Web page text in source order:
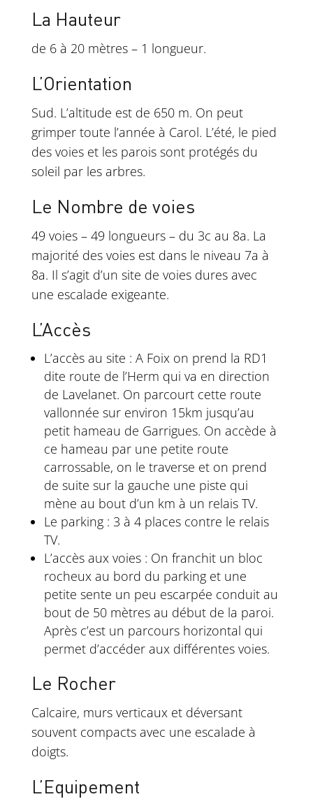
La Hauteur
de 6 à 20 mètres – 1 longueur.
L’Orientation
Sud. L’altitude est de 650 m. On peut
grimper toute l’année à Carol. L’été, le pied
des voies et les parois sont protégés du
soleil par les arbres.
Le Nombre de voies
49 voies – 49 longueurs – du 3c au 8a. La
majorité des voies est dans le niveau 7a à
8a. Il s’agit d’un site de voies dures avec
une escalade exigeante.
L’Accès
L’accès au site : A Foix on prend la RD1
dite route de l’Herm qui va en direction
de Lavelanet. On parcourt cette route
vallonnée sur environ 15km jusqu’au
petit hameau de Garrigues. On accède à
ce hameau par une petite route
carrossable, on le traverse et on prend
de suite sur la gauche une piste qui
mène au bout d’un km à un relais TV.
Le parking : 3 à 4 places contre le relais
TV.
L’accès aux voies : On franchit un bloc
rocheux au bord du parking et une
petite sente un peu escarpée conduit au
bout de 50 mètres au début de la paroi.
Après c’est un parcours horizontal qui
permet d’accéder aux différentes voies.
Le Rocher
Calcaire, murs verticaux et déversant
souvent compacts avec une escalade à
doigts.
L’Equipement